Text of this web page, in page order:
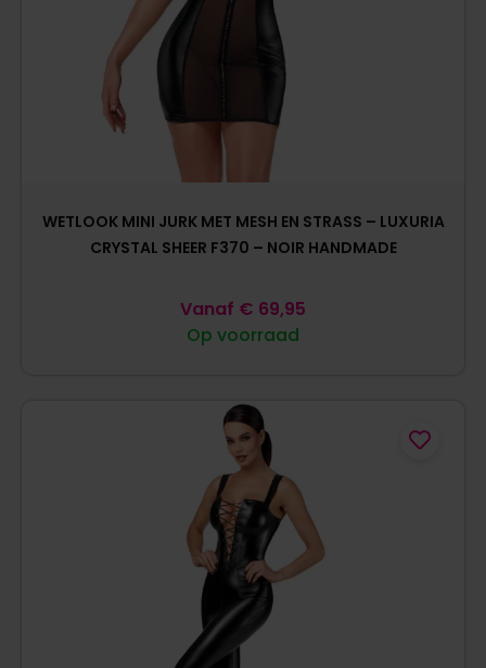
WETLOOK MINI JURK MET MESH EN STRASS – LUXURIA
CRYSTAL SHEER F370 – NOIR HANDMADE
Op voorraad
Vanaf € 69,95